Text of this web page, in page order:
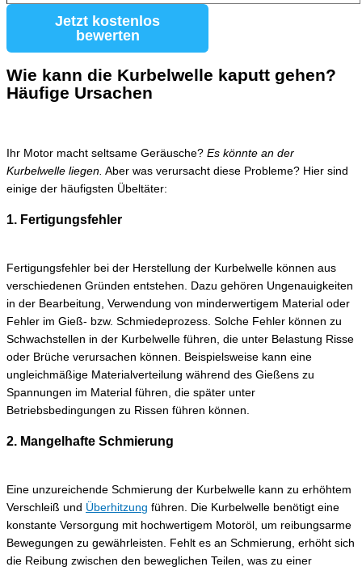
Jetzt kostenlos
bewerten
Wie kann die Kurbelwelle kaputt gehen?
Häufige Ursachen
Ihr Motor macht seltsame Geräusche? Es könnte an der
Kurbelwelle liegen. Aber was verursacht diese Probleme? Hier sind
einige der häufigsten Übeltäter:
1. Fertigungsfehler
Fertigungsfehler bei der Herstellung der Kurbelwelle können aus
verschiedenen Gründen entstehen. Dazu gehören Ungenauigkeiten
in der Bearbeitung, Verwendung von minderwertigem Material oder
Fehler im Gieß- bzw. Schmiedeprozess. Solche Fehler können zu
Schwachstellen in der Kurbelwelle führen, die unter Belastung Risse
oder Brüche verursachen können. Beispielsweise kann eine
ungleichmäßige Materialverteilung während des Gießens zu
Spannungen im Material führen, die später unter
Betriebsbedingungen zu Rissen führen können.
2. Mangelhafte Schmierung
Eine unzureichende Schmierung der Kurbelwelle kann zu erhöhtem
Verschleiß und Überhitzung führen. Die Kurbelwelle benötigt eine
konstante Versorgung mit hochwertigem Motoröl, um reibungsarme
Bewegungen zu gewährleisten. Fehlt es an Schmierung, erhöht sich
die Reibung zwischen den beweglichen Teilen, was zu einer